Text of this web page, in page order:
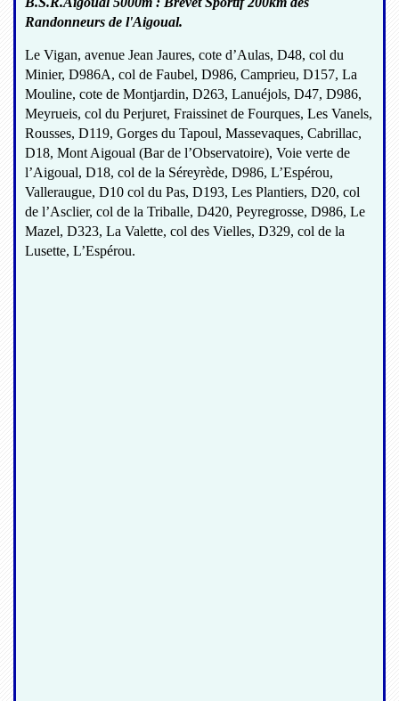
Randonneurs de l'Aigoual.
Le Vigan, avenue Jean Jaures, cote d’Aulas, D48, col du
Minier, D986A, col de Faubel, D986, Camprieu, D157, La
Mouline, cote de Montjardin, D263, Lanuéjols, D47, D986,
Meyrueis, col du Perjuret, Fraissinet de Fourques, Les Vanels,
Rousses, D119, Gorges du Tapoul, Massevaques, Cabrillac,
D18, Mont Aigoual (Bar de l’Observatoire), Voie verte de
l’Aigoual, D18, col de la Séreyrède, D986, L’Espérou,
Valleraugue, D10 col du Pas, D193, Les Plantiers, D20, col
de l’Asclier, col de la Triballe, D420, Peyregrosse, D986, Le
Mazel, D323, La Valette, col des Vielles, D329, col de la
Lusette, L’Espérou.